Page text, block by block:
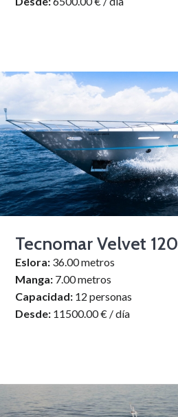
Tecnomar Velvet 120
Eslora: 36.00 metros
Manga: 7.00 metros
Capacidad: 12 personas
Desde: 11500.00 € / día